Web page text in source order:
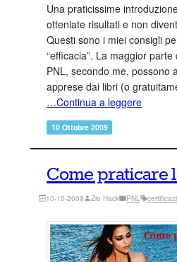
Una praticissime
otteniate risultati e non
Questi sono i miei consigli
“efficacia”. La maggior
PNL, secondo me, possono
apprese dai libri (o
…Continua a leggere
10 Ottobre 2009
Come praticare
10-10-2009 Zio Hack PNL